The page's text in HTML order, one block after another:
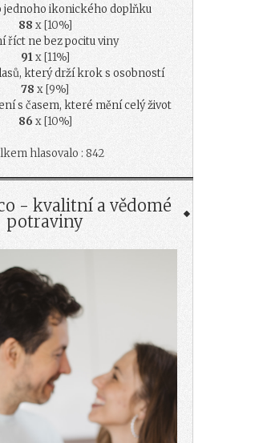
jednoho ikonického doplňku
88 x [10%]
říct ne bez pocitu viny
91x [11%]
který drží krok s osobností
78 x [9%]
s časem, které mění celý život
86 x [10%]
hlasovalo : 842
- kvalitní a vědomé
potraviny